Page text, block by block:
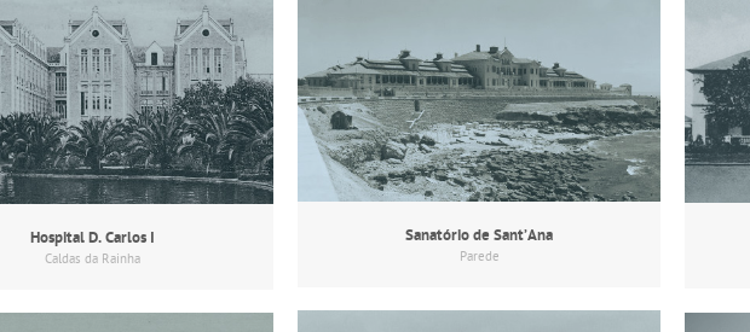
Sanatório de Sant’Ana
Parede
Hospital D. Carlos I
Caldas da Rainha